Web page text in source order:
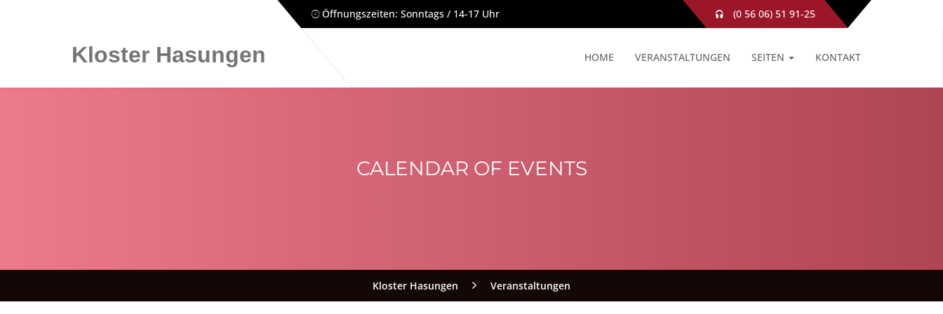
Öffnungszeiten: Sonntags / 14-17 Uhr (0 56 06) 51 91-25
Kloster Hasungen HOME VERANSTALTUNGEN SEITEN KONTAKT
CALENDAR OF EVENTS
Kloster Hasungen Veranstaltungen